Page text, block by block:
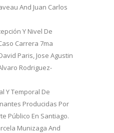
And Juan Carlos
Y Nivel De
Carrera 7ma
Paris, Jose Agustin
Rodriguez-
Y Temporal De
Producidas Por
Público En Santiago.
Munizaga And